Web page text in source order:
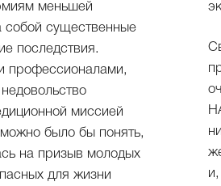
меньшей
собой существенные
последствия.
профессионалами,
миссией
было бы понять,
на призыв молодых
для жизни